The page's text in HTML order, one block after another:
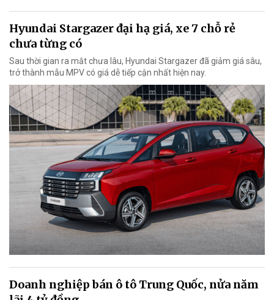
Hyundai Stargazer đại hạ giá, xe 7 chỗ rẻ
chưa từng có
Sau thời gian ra mắt chưa lâu, Hyundai Stargazer đã giảm giá sâu,
trở thành mẫu MPV có giá dễ tiếp cận nhất hiện nay.
Doanh nghiệp bán ô tô Trung Quốc, nửa năm